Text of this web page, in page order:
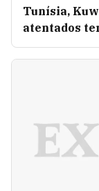
Tunísia,
atentados